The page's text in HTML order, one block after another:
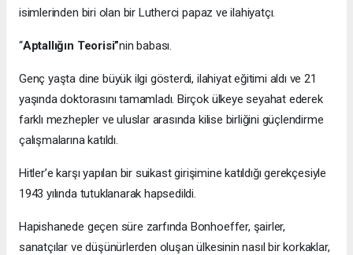
isimlerinden biri olan bir Lutherci papaz ve ilahiyatçı.
“Aptallığın Teorisi”nin babası.
Genç yaşta dine büyük ilgi gösterdi, ilahiyat eğitimi aldı ve 21
yaşında doktorasını tamamladı. Birçok ülkeye seyahat ederek
farklı mezhepler ve uluslar arasında kilise birliğini güçlendirme
çalışmalarına katıldı.
Hitler’e karşı yapılan bir suikast girişimine katıldığı gerekçesiyle
1943 yılında tutuklanarak hapsedildi.
Hapishanede geçen süre zarfında Bonhoeffer, şairler,
sanatçılar ve düşünürlerden oluşan ülkesinin nasıl bir korkaklar,